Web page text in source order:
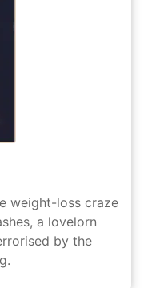
weight-loss craze
a lovelorn
by the